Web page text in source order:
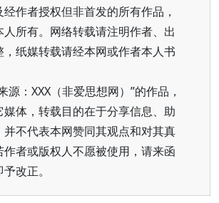
作者授权但非首发的所有作品，
人所有。网络转载请注明作者、出
纸媒转载请经本网或作者本人书
源：XXX（非爱思想网）”的作品，
体，转载目的在于分享信息、助
并不代表本网赞同其观点和对其真
作者或版权人不愿被使用，请来函
改正。